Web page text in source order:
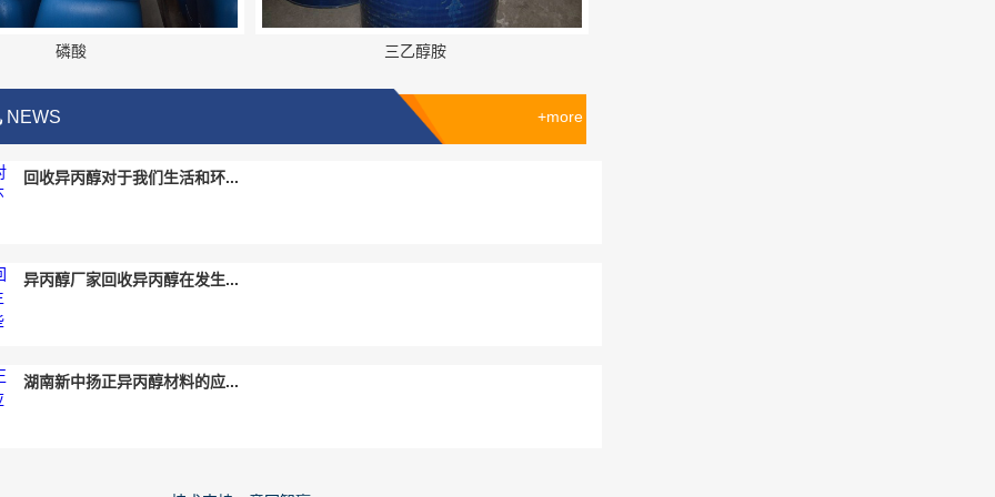
磷酸 三乙醇胺
NEWS +more
回收异丙醇对于我们生活和环...
异丙醇厂家回收异丙醇在发生...
湖南新中扬正异丙醇材料的应...